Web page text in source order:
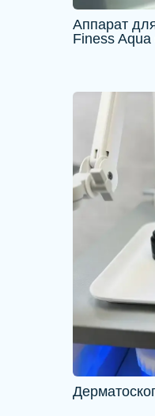
Аппарат
Finess